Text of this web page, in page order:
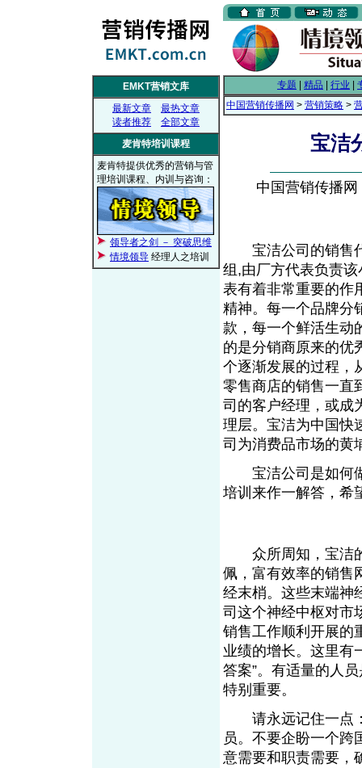
EMKT营销文库
最新文章
最热文章
读者推荐
全部文章
麦肯特培训课程
麦肯特提供优秀的营销与管
理培训课程、内训与咨询：
领导者之剑 － 突破思维
情境领导 经理人之培训
专题 精品 行业
中国营销传播网 > 营销策略 >
宝洁
中国营销传播
宝洁公司的销售代
组,由厂方代表负责
表有着非常重要的作
精神。每一个品牌分
款，每一个鲜活生动
的是分销商原来的优
个逐渐发展的过程，
零售商店的销售一直
司的客户经理，或成
理层。宝洁为中国快
司为消费品市场的黄
宝洁公司是如何做
培训来作一解答，希
众所周知，宝洁的
佩，富有效率的销售
经末梢。这些末端神
司这个神经中枢对市
销售工作顺利开展的
业绩的增长。这里有
答案”。有适量的人
特别重要。
请永远记住一点：
员。不要企盼一个跨
意需要和职责需要，